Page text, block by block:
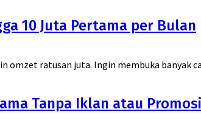
10 Juta Pertama per Bulan
ratusan juta. Ingin membuka banyak
Tanpa Iklan atau